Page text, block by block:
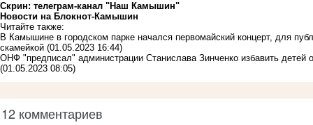
Скрин: телеграм-канал "Наш Камышин"
Новости на Блoкнoт-Камышин
Читайте также:
В Камышине в городском парке начался первомайский концерт, для
скамейкой (01.05.2023 16:44)
ОНФ "предписал" администрации Станислава Зинченко избавить
(01.05.2023 08:05)
12 комментариев